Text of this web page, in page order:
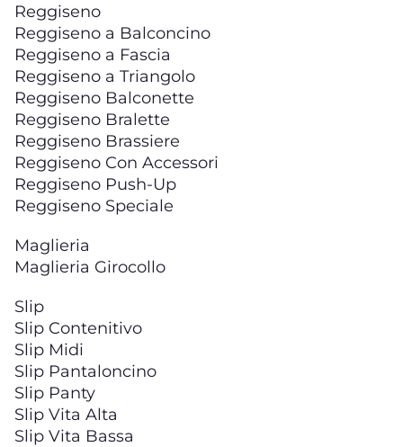
Reggiseno
Reggiseno a Balconcino
Reggiseno a Fascia
Reggiseno a Triangolo
Reggiseno Balconette
Reggiseno Bralette
Reggiseno Brassiere
Reggiseno Con Accessori
Reggiseno Push-Up
Reggiseno Speciale
Maglieria
Maglieria Girocollo
Slip
Slip Contenitivo
Slip Midi
Slip Pantaloncino
Slip Panty
Slip Vita Alta
Slip Vita Bassa